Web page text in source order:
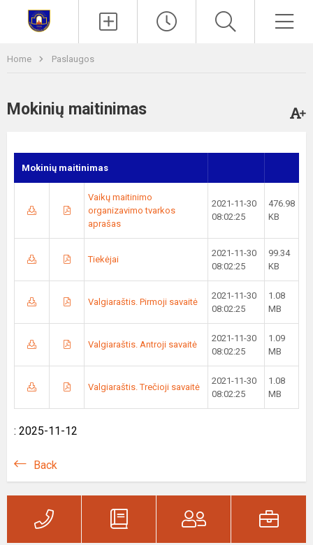
Home Paslaugos
Mokinių maitinimas
Mokinių maitinimas
Vaikų maitinimo
organizavimo tvarkos
aprašas
2021-11-30
08:02:25
476.98
KB
Tiekėjai
2021-11-30
08:02:25
99.34
KB
Valgiaraštis. Pirmoji savaitė
2021-11-30
08:02:25
1.08
MB
Valgiaraštis. Antroji savaitė
2021-11-30
08:02:25
1.09
MB
Valgiaraštis. Trečioji savaitė
2021-11-30
08:02:25
1.08
MB
: 2025-11-12
Back